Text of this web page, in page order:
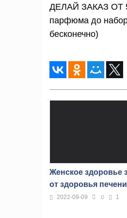
ДЕЛАЙ ЗАКАЗ ОТ
парфюма до
бесконечно)
Женское здоровье
от здоровья печени
2022-09-09 0 1